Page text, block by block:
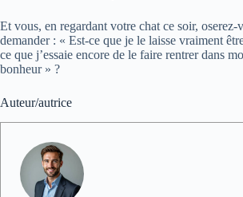
Et vous, en regardant votre chat ce soir, oserez-
demander : « Est-ce que je le laisse vraiment
ce que j’essaie encore de le faire rentrer dans
bonheur » ?
Auteur/autrice